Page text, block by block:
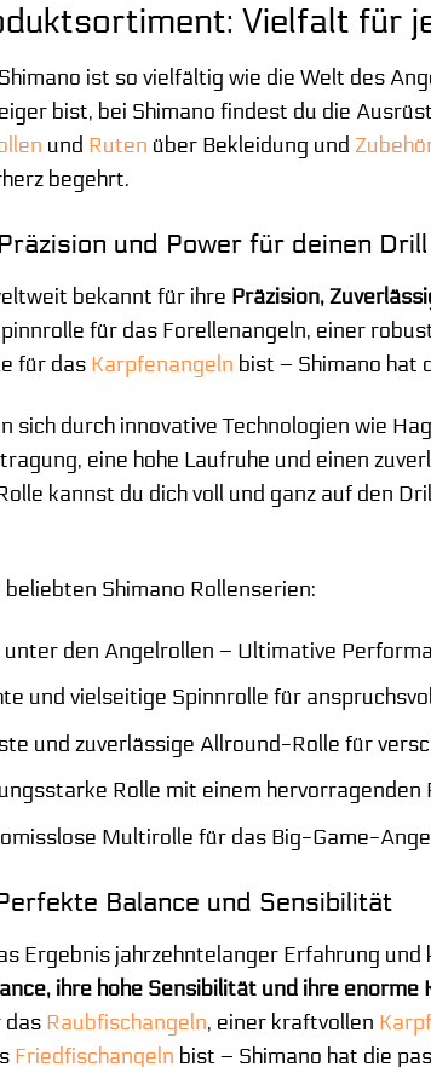
Vielfalt für
ist so vielfältig wie die Welt des
bist, bei Shimano findest du die
und Ruten über Bekleidung und
begehrt.
und Power für deinen Drill
bekannt für ihre Präzision,
für das Forellenangeln, einer
für das Karpfenangeln bist – Shimano hat
sich durch innovative Technologien wie
eine hohe Laufruhe und einen
kannst du dich voll und ganz auf den
Shimano Rollenserien:
den Angelrollen – Ultimative
und vielseitige Spinnrolle für
und zuverlässige Allround-Rolle für
Rolle mit einem
Multirolle für das Big-Game-
Balance und Sensibilität
Ergebnis jahrzehntelanger Erfahrung
ihre hohe Sensibilität und ihre enorme
das Raubfischangeln, einer kraftvollen
Friedfischangeln bist – Shimano hat die